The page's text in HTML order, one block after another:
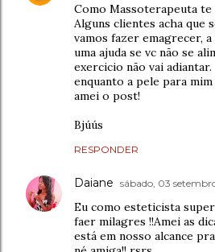
Como Massoterapeuta te
Alguns clientes acha que
vamos fazer emagrecer, a
uma ajuda se vc não se
exercicio não vai adiantar.
enquanto a pele para
amei o post!
Bjúús
RESPONDER
Daiane sábado, 03
Eu como esteticista
faer milagres !!Amei as
está em nosso alcance